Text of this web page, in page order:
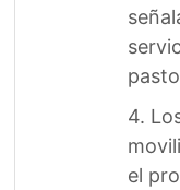
4.
el